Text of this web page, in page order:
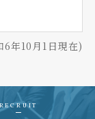
6年10月1日現在)
RECRUIT